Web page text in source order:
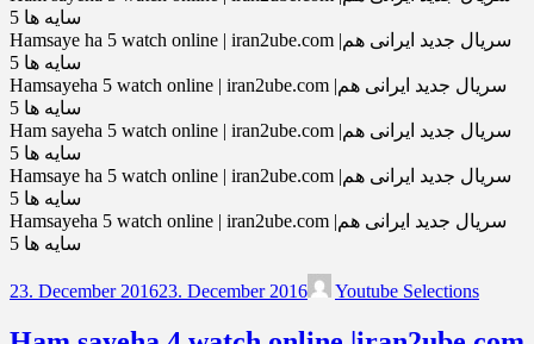
سایه ها 5
Hamsaye ha 5 watch online | iran2ube.com |سریال جدید ایرانی هم
سایه ها 5
Hamsayeha 5 watch online | iran2ube.com |سریال جدید ایرانی هم
سایه ها 5
Ham sayeha 5 watch online | iran2ube.com |سریال جدید ایرانی هم
سایه ها 5
Hamsaye ha 5 watch online | iran2ube.com |سریال جدید ایرانی هم
سایه ها 5
Hamsayeha 5 watch online | iran2ube.com |سریال جدید ایرانی هم
سایه ها 5
23. December 201623. December 2016 Youtube Selections